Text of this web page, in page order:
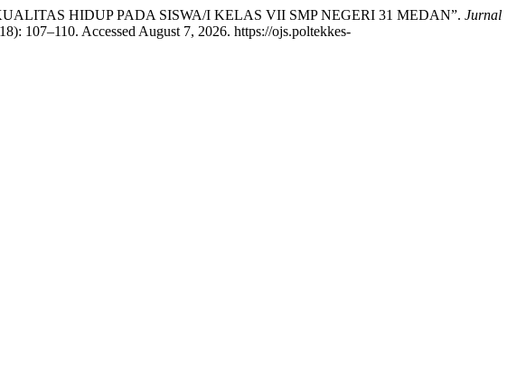
HIDUP PADA SISWA/I KELAS VII SMP NEGERI 31 MEDAN”. Jurnal
107–110. Accessed August 7, 2026. https://ojs.poltekkes-